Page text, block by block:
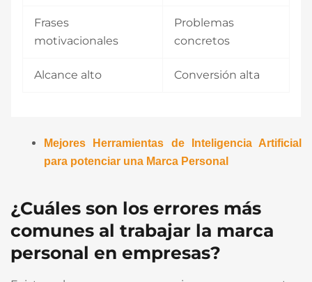
Frases
motivacionales
Problemas
concretos
Alcance alto Conversión alta
Mejores Herramientas de Inteligencia Artificial
para potenciar una Marca Personal
¿Cuáles son los errores más
comunes al trabajar la marca
personal en empresas?